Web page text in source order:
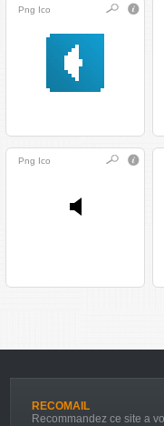
Png Ico
Png Ico
RECOMAIL
Recommandez ce site a